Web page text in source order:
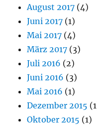
August 2017 (4)
Juni 2017 (1)
Mai 2017 (4)
März 2017 (3)
Juli 2016 (2)
Juni 2016 (3)
Mai 2016 (1)
Dezember 2015
Oktober 2015 (1)